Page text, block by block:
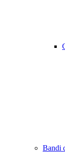
Bandi